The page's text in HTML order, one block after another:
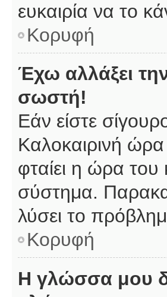
ευκαιρία να το
Κορυφή
Έχω αλλάξει
σωστή!
Εάν είστε
Καλοκαιρινή
φταίει η ώρα του
σύστημα.
λύσει το
Κορυφή
Η γλώσσα μου